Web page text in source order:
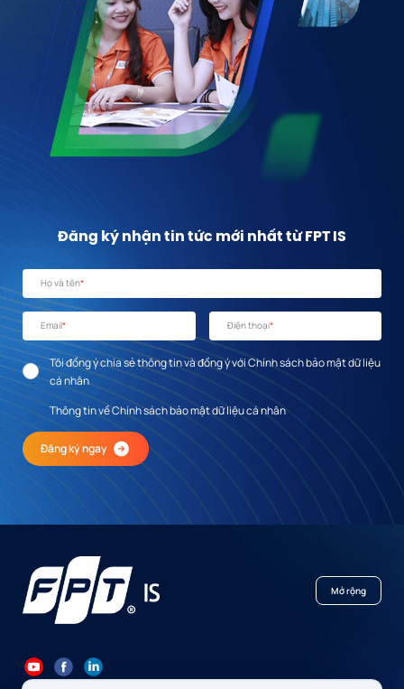
Đăng ký nhận tin tức mới nhất từ FPT IS
Họ và tên*
Email* Điện thoại*
Tôi đồng ý chia sẻ thông tin và đồng ý với Chính sách bảo mật dữ liệu
cá nhân
Thông tin về Chính sách bảo mật dữ liệu cá nhân
Đăng ký ngay
Mở rộng